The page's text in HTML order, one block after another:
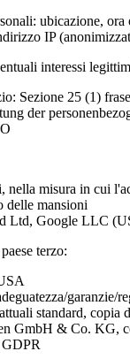
ubicazione, ora
IP
interessi
Sezione 25 (1)
der
nella misura in cui
delle mansioni
Ltd, Google LLC
terzo:
garanzie/
standard, copia
GmbH & Co. KG,